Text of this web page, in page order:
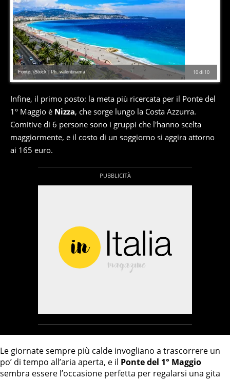
10di 10
Fonte: iStock | Ph. valentinama
Infine, il primo posto: la meta più ricercata per il Ponte del
1° Maggio è Nizza, che sorge lungo la Costa Azzurra.
Comitive di 6 persone sono i gruppi che l'hanno scelta
maggiormente, e il costo di un soggiorno si aggira attorno
ai 165 euro.
Le giornate sempre più calde invogliano a trascorrere un
po’ di tempo all’aria aperta, e il Ponte del 1° Maggio
sembra essere l’occasione perfetta per regalarsi una gita